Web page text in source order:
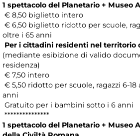
1 spettacolo del Planetario + Museo
€ 8,50 biglietto intero
€ 6,50 biglietto ridotto per scuole,
oltre i 65 anni
Per i cittadini residenti nel territorio
(mediante esibizione di valido
residenza)
€ 7,50 intero
€ 5,50 ridotto per scuole, ragazzi 6-
anni
Gratuito per i bambini sotto i 6 anni
***************
1 spettacolo del Planetario + Museo